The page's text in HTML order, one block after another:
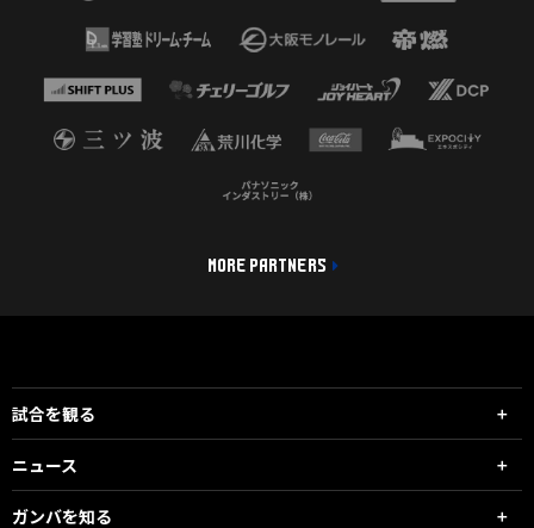
MORE PARTNERS
試合を観る
ニュース
ガンバを知る